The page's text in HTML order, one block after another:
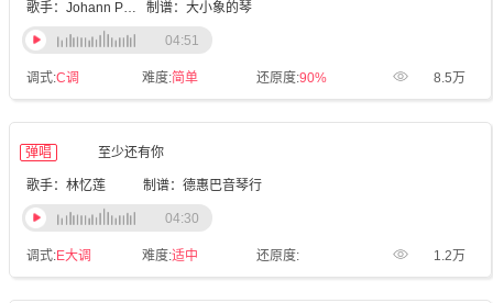
歌手：Johann Pachelbel 制谱：大小象的琴
调式:C调 难度:简单 还原度:90% 8.5万
04:51
弹唱 至少还有你
歌手：林忆莲 制谱：德惠巴音琴行
调式:E大调 难度:适中 还原度: 1.2万
04:30